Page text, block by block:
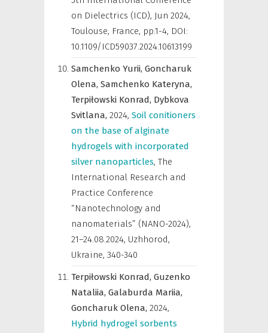
on Dielectrics (ICD), Jun 2024,
Toulouse, France, pp.1-4, DOI:
10.1109/ICD59037.2024.10613199
Samchenko Yurii, Goncharuk
Olena, Samchenko Kateryna,
Terpiłowski Konrad, Dybkova
Svitlana, 2024, Soil conitioners
on the base of alginate
hydrogels with incorporated
silver nanoparticles, The
International Research and
Practice Conference
“Nanotechnology and
nanomaterials” (NANO-2024),
21–24.08.2024, Uzhhorod,
Ukraine, 340-340
Terpiłowski Konrad, Guzenko
Nataliia, Galaburda Mariia,
Goncharuk Olena, 2024,
Hybrid hydrogel sorbents